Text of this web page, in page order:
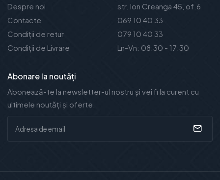
Despre noi
Contacte
Condiții de retur
Condiții de Livrare
str. Ion Creanga 45, of.6
069 10 40 33
079 10 40 33
Ln-Vn: 08:30 - 17:30
Abonare la noutăți
Abonează-te la newsletter-ul nostru și vei fi la curent cu
ultimele noutăți și oferte.